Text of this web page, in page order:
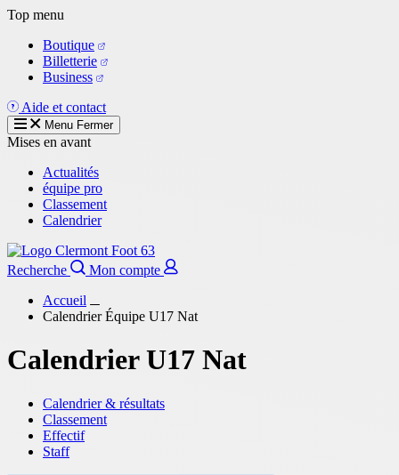
Aller
contenu
principal
Top menu
Boutique
Billetterie
Business
Aide et contact
Menu Fermer
Mises en avant
Actualités
équipe pro
Classement
Calendrier
Recherche
Mon compte
Accueil
Calendrier Équipe U17 Nat
Calendrier U17 Nat
Calendrier & résultats
Classement
Effectif
Staff